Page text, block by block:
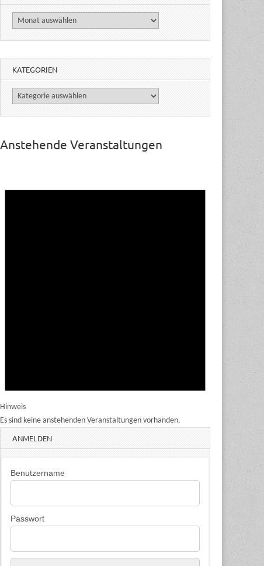
Archiv
KATEGORIEN
Kategorien
Anstehende Veranstaltungen
Hinweis
Es sind keine anstehenden Veranstaltungen vorhanden.
ANMELDEN
Benutzername
Passwort